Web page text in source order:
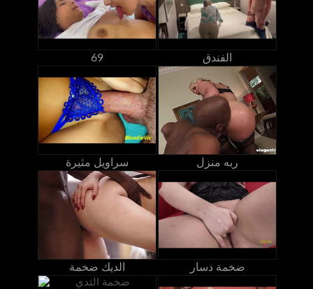
69 الفندق
سراويل مثيرة ربه منزل
الديك ضخمة ضخمة دسار